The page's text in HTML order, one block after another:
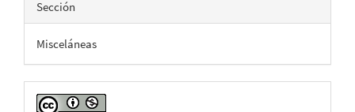
Sección
Misceláneas